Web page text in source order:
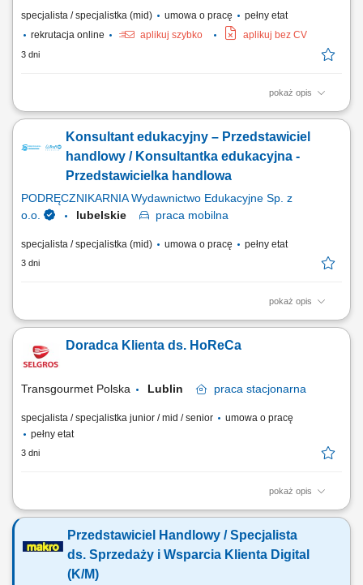
specjalista / specjalistka (mid) umowa o pracę
pełny etat
rekrutacja online
aplikuj szybko aplikuj bez CV
3 dni
pokaż opis
Opis stanowiska: Kontaktowanie się z klientami z przypisanego portfolio
Analizowanie i opracowywanie strategii zarządzania i dosprzedaży kont
klientów; Rozwiązywanie problemów i doradzanie klientom w celu
zapewnienia...
Konsultant edukacyjny – Przedstawiciel
handlowy / Konsultantka edukacyjna -
Przedstawicielka handlowa
PODRĘCZNIKARNIA Wydawnictwo Edukacyjne Sp. z
o.o.
lubelskie praca mobilna
specjalista / specjalistka (mid) umowa o pracę pełny etat
3 dni
pokaż opis
Twoje zadania aktywne pozyskiwanie nowych klientów i rozwijanie
sprzedażowych u klientów, sprzedaż pakietów edukacyjnych, pomocy
dydaktycznych, zabawek, elektroniki i wybranych usług,
Doradca Klienta ds. HoReCa
Transgourmet Polska Lublin praca stacjonarna
specjalista / specjalistka junior / mid / senior
umowa o pracę
pełny etat
3 dni
pokaż opis
Twój zakres obowiązków pozyskiwanie klientów gastronomicznych, a
sprzedażowych, profesjonalna obsługa klientów, mająca cechy
partnerstwa biznesowego, budowanie długotrwałych relacji z klientami,
prezentacja oferty firmy zgodna ze standardami.
Przedstawiciel Handlowy / Specjalista
ds. Sprzedaży i Wsparcia Klienta Digital
(K/M)